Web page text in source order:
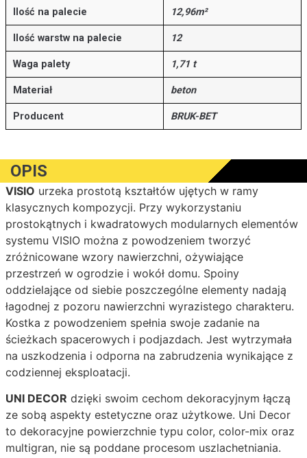
Ilość na palecie 12,96m²
Ilość warstw na palecie 12
Waga palety 1,71 t
Materiał beton
Producent BRUK-BET
OPIS
VISIO urzeka prostotą kształtów ujętych w ramy
klasycznych kompozycji. Przy wykorzystaniu
prostokątnych i kwadratowych modularnych elementów
systemu VISIO można z powodzeniem tworzyć
zróżnicowane wzory nawierzchni, ożywiające
przestrzeń w ogrodzie i wokół domu. Spoiny
oddzielające od siebie poszczególne elementy nadają
łagodnej z pozoru nawierzchni wyrazistego charakteru.
Kostka z powodzeniem spełnia swoje zadanie na
ścieżkach spacerowych i podjazdach. Jest wytrzymała
na uszkodzenia i odporna na zabrudzenia wynikające z
codziennej eksploatacji.
UNI DECOR dzięki swoim cechom dekoracyjnym łączą
ze sobą aspekty estetyczne oraz użytkowe. Uni Decor
to dekoracyjne powierzchnie typu color, color-mix oraz
multigran, nie są poddane procesom uszlachetniania.